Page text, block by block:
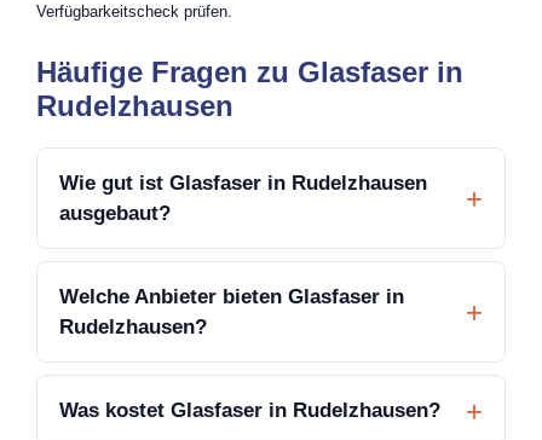
Verfügbarkeitscheck prüfen.
Häufige Fragen zu Glasfaser in
Rudelzhausen
Wie gut ist Glasfaser in Rudelzhausen
ausgebaut?
Welche Anbieter bieten Glasfaser in
Rudelzhausen?
Was kostet Glasfaser in Rudelzhausen?